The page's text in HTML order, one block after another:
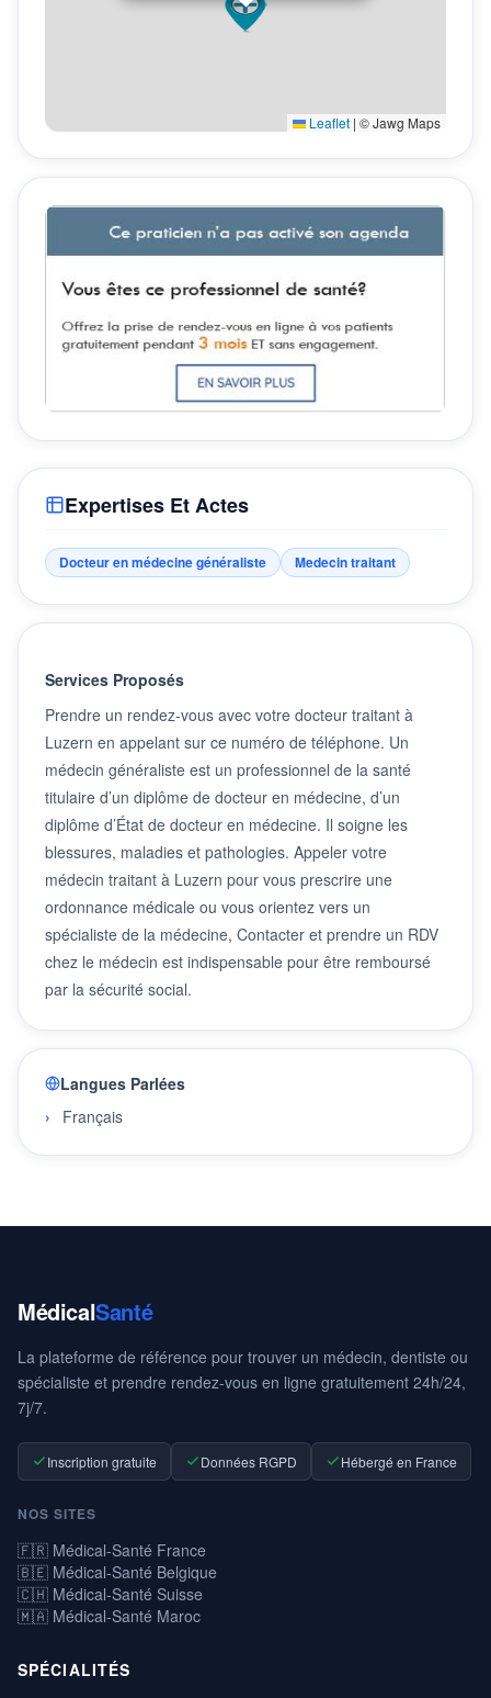
Expertises Et Actes
Docteur en médecine généraliste Medecin traitant
Services Proposés
Prendre un rendez-vous avec votre docteur traitant à
Luzern en appelant sur ce numéro de téléphone. Un
médecin généraliste est un professionnel de la santé
titulaire d’un diplôme de docteur en médecine, d’un
diplôme d’État de docteur en médecine. Il soigne les
blessures, maladies et pathologies. Appeler votre
médecin traitant à Luzern pour vous prescrire une
ordonnance médicale ou vous orientez vers un
spécialiste de la médecine, Contacter et prendre un RDV
chez le médecin est indispensable pour être remboursé
par la sécurité social.
Langues Parlées
Français
Leaflet | © Jawg Maps
MédicalSanté
La plateforme de référence pour trouver un médecin, dentiste ou
spécialiste et prendre rendez-vous en ligne gratuitement 24h/24,
7j/7.
Inscription gratuite Données RGPD Hébergé en France
NOS SITES
🇫🇷 Médical-Santé France
🇧🇪 Médical-Santé Belgique
🇨🇭 Médical-Santé Suisse
🇲🇦 Médical-Santé Maroc
SPÉCIALITÉS